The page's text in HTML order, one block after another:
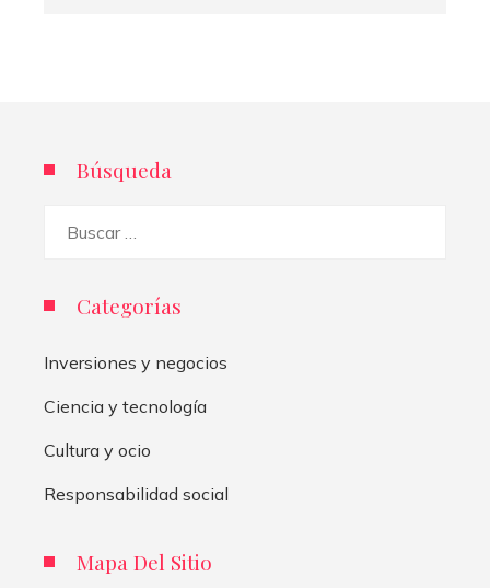
Búsqueda
Categorías
Inversiones y negocios
Ciencia y tecnología
Cultura y ocio
Responsabilidad social
Mapa Del Sitio